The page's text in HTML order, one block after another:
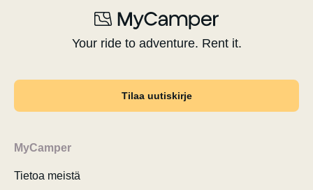
Your ride to adventure. Rent it.
Tilaa uutiskirje
MyCamper
Tietoa meistä